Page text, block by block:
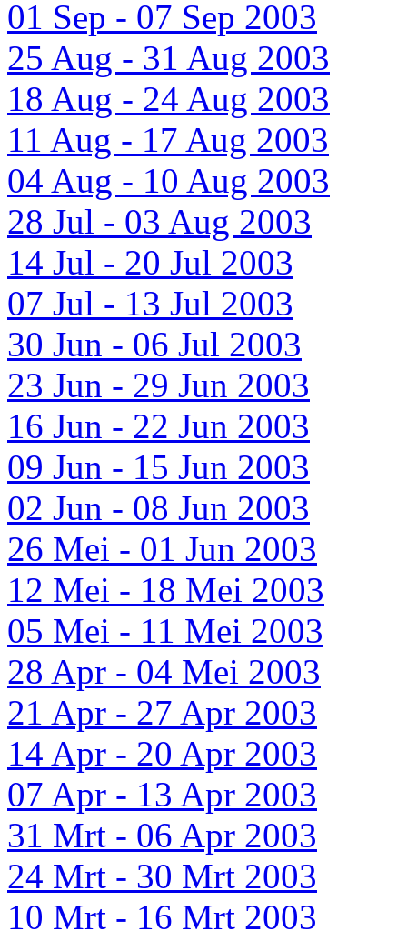
01 Sep - 07 Sep 2003
25 Aug - 31 Aug 2003
18 Aug - 24 Aug 2003
11 Aug - 17 Aug 2003
04 Aug - 10 Aug 2003
28 Jul - 03 Aug 2003
14 Jul - 20 Jul 2003
07 Jul - 13 Jul 2003
30 Jun - 06 Jul 2003
23 Jun - 29 Jun 2003
16 Jun - 22 Jun 2003
09 Jun - 15 Jun 2003
02 Jun - 08 Jun 2003
26 Mei - 01 Jun 2003
12 Mei - 18 Mei 2003
05 Mei - 11 Mei 2003
28 Apr - 04 Mei 2003
21 Apr - 27 Apr 2003
14 Apr - 20 Apr 2003
07 Apr - 13 Apr 2003
31 Mrt - 06 Apr 2003
24 Mrt - 30 Mrt 2003
10 Mrt - 16 Mrt 2003